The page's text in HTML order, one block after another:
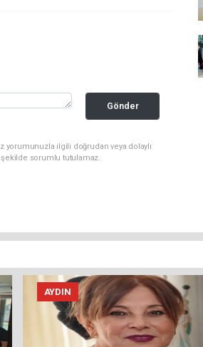
Gönder
yorumunuzla ilgili doğrudan veya dolaylı
sorumlu tutulamaz.
AYDIN